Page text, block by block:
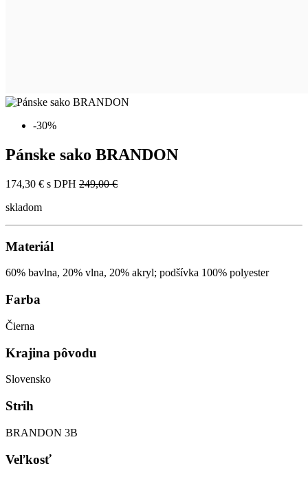
-30%
Pánske sako BRANDON
174,30 € s DPH 249,00 €
skladom
Materiál
60% bavlna, 20% vlna, 20% akryl; podšívka 100% polyester
Farba
Čierna
Krajina pôvodu
Slovensko
Strih
BRANDON 3B
Veľkosť